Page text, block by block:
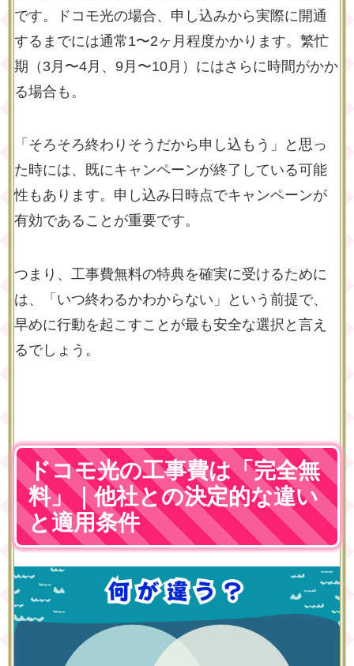
です。ドコモ光の場合、申し込みから実際に開通
するまでには通常1〜2ヶ月程度かかります。繁忙
期（3月〜4月、9月〜10月）にはさらに時間がかか
る場合も。
「そろそろ終わりそうだから申し込もう」と思っ
た時には、既にキャンペーンが終了している可能
性もあります。申し込み日時点でキャンペーンが
有効であることが重要です。
つまり、工事費無料の特典を確実に受けるために
は、「いつ終わるかわからない」という前提で、
早めに行動を起こすことが最も安全な選択と言え
るでしょう。
ドコモ光の工事費は「完全無
料」｜他社との決定的な違い
と適用条件